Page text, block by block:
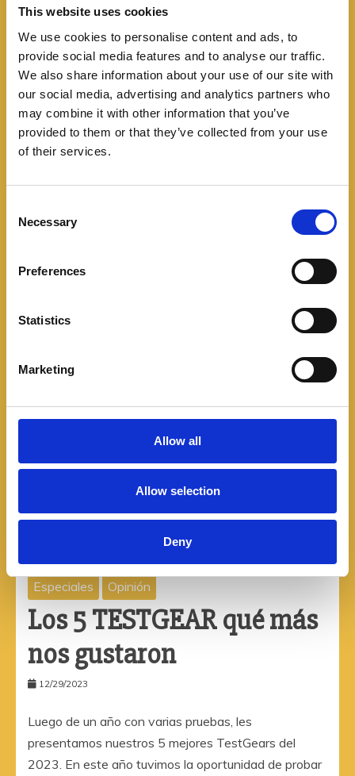
This website uses cookies
We use cookies to personalise content and ads, to
provide social media features and to analyse our traffic.
We also share information about your use of our site with
our social media, advertising and analytics partners who
may combine it with other information that you’ve
provided to them or that they’ve collected from your use
of their services.
Necessary
Preferences
Statistics
Marketing
Allow all
Allow selection
Deny
Especiales Mercado Colombiano Opinión
Los 5 autos más vendidos
en Colombia en 2023
Con ustedes, los vehículos más vendidos en
Colombia durante el año 2023. El 2023 fue un año
difícil para el sector automotor en Colombia, pues
Especiales Opinión
Los 5 TESTGEAR qué más
nos gustaron
12/29/2023
Luego de un año con varias pruebas, les
presentamos nuestros 5 mejores TestGears del
2023. En este año tuvimos la oportunidad de probar